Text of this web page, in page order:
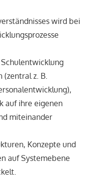
wird bei
(zentral z. B.
auf ihre eigenen
miteinander
Konzepte und
auf Systemebene